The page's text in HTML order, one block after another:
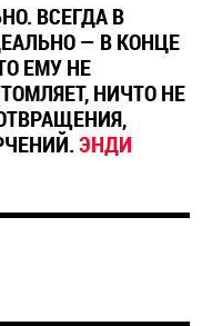
ВСЕГДА В
— В КОНЦЕ
ЕМУ НЕ
НИЧТО НЕ
ЭНДИ